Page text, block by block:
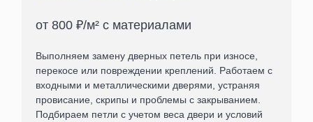
от 800 ₽/м² с материалами
Выполняем замену дверных петель при износе,
перекосе или повреждении креплений. Работаем с
входными и металлическими дверями, устраняя
провисание, скрипы и проблемы с закрыванием.
Подбираем петли с учетом веса двери и условий